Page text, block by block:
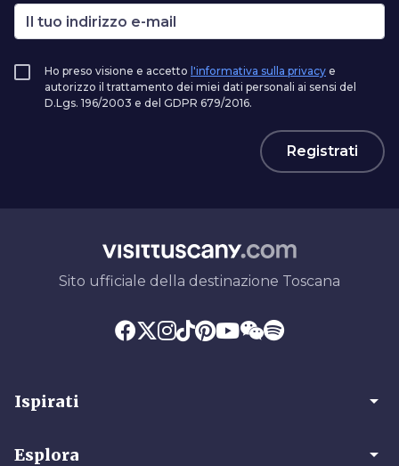
Ho preso visione e accetto l'informativa sulla privacy e
autorizzo il trattamento dei miei dati personali ai sensi del
D.Lgs. 196/2003 e del GDPR 679/2016.
Registrati
Sito ufficiale della destinazione Toscana
Ispirati arrow_drop_down
Esplora arrow_drop_down